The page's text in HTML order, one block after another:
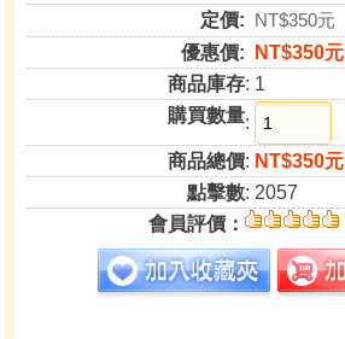
定價: NT$350元
優惠價:
NT$350元
商品庫存: 1
購買數量:
商品總價: NT$350元
點擊數: 2057
會員評價：